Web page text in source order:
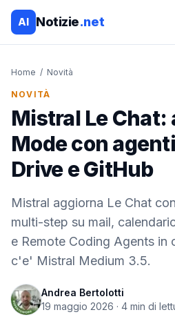
AI Notizie.net
Home / Novità
NOVITÀ
Mistral Le Chat:
Mode con
Drive e GitHub
Mistral aggiorna Le Chat
multi-step su mail,
e Remote Coding Agents in
c'e' Mistral Medium 3.5.
Andrea Bertolotti
19 maggio 2026 · 4 min di